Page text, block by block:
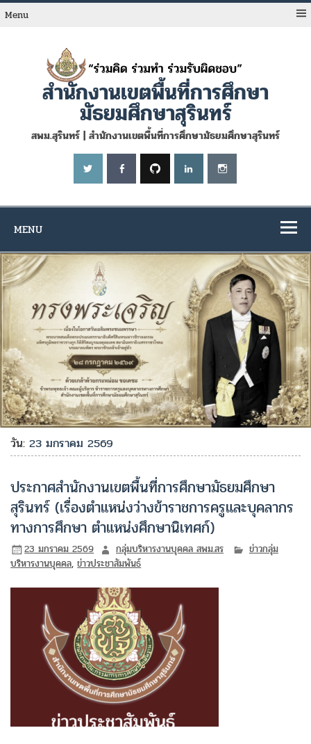
Skip
toMenu
สำนักงานเขตพื้นที่การศึกษา
มัธยมศึกษาสุรินทร์
สพม.สุรินทร์ | สำนักงานเขตพื้นที่การศึกษามัธยมศึกษาสุรินทร์
MENU
วัน:23 มกราคม 2569
ประกาศสำนักงานเขตพื้นที่การศึกษามัธยมศึกษา
สุรินทร์ (เรื่องตำแหน่งว่างข้าราชการครูและบุคลากร
ทางการศึกษา ตำแหน่งศึกษานิเทศก์)
23 มกราคม 2569 กลุ่มบริหารงานบุคคล สพม.สร
ข่าวกลุ่ม
บริหารงานบุคคล,ข่าวประชาสัมพันธ์